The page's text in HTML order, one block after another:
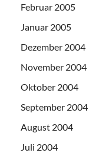
Februar 2005
Januar 2005
Dezember 2004
November 2004
Oktober 2004
September 2004
August 2004
Juli 2004